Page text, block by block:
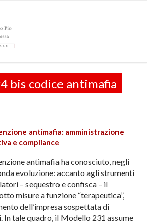
bis codice antimafia
antimafia: amministrazione
e compliance
antimafia ha conosciuto, negli
evoluzione: accanto agli strumenti
– sequestro e confisca – il
misure a funzione “terapeutica”,
dell’impresa sospettata di
tale quadro, il Modello 231 assume